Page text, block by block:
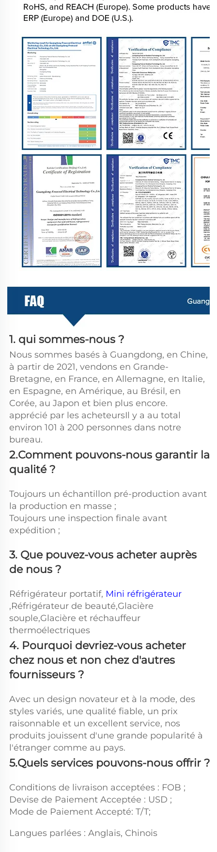
1. qui sommes-nous ?
Nous sommes basés à Guangdong, en Chine,
à partir de 2021, vendons en Grande-
Bretagne, en France, en Allemagne, en Italie,
en Espagne, en Amérique, au Brésil, en
Corée, au Japon et bien plus encore.
apprécié par les acheteursIl y a au total
environ 101 à 200 personnes dans notre
bureau.
2.Comment pouvons-nous garantir la
qualité ?
Toujours un échantillon pré-production avant
la production en masse ;
Toujours une inspection finale avant
expédition ;
3. Que pouvez-vous acheter auprès
de nous ?
Réfrigérateur portatif,
,Réfrigérateur de beauté,Glacière
souple,Glacière et réchauffeur
thermoélectriques
4. Pourquoi devriez-vous acheter
chez nous et non chez d'autres
fournisseurs ?
Avec un design novateur et à la mode, des
styles variés, une qualité fiable, un prix
raisonnable et un excellent service, nos
produits jouissent d'une grande popularité à
l'étranger comme au pays.
Conditions de livraison acceptées : FOB ;
Devise de Paiement Acceptée : USD ;
Mode de Paiement Accepté: T/T;
Langues parlées : Anglais, Chinois